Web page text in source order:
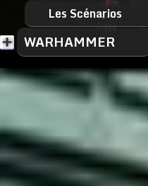
Les Scénarios
WARHAMMER